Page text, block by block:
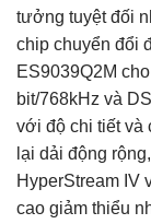
tưởng tuyệt đối
chip chuyển đổi
ES9039Q2M
bit/768kHz và
với độ chi tiết và
lại dải động
HyperStream IV
cao giảm thiểu